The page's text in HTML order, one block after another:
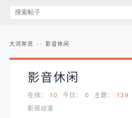
大河奔流 影音休闲
影音休闲
在线： 10 今日： 0 主题：
139
影视动漫